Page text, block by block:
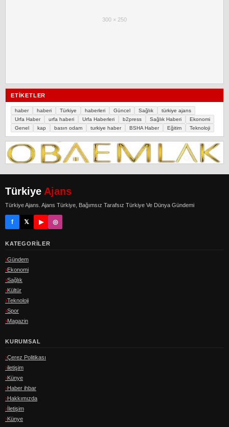
300 × 250
ETIKETLER
haber haberi Türkiye haberleri Güncel Sağlık
türkiye ajans
Urfa Haber
urfa haberi Urfa Haberleri b2press Sağlık Haberi
Ekonomi
Genel
kap basın odam turkiye haber BSHA Haber Eğitim Teknoloji
Türkiye Ajans
Türkiye Ajans. Ajans Türkiye, Bağımsız Tarafsız Türkiye Ve Dünya Gündemi
f 𝕏 ▶ ◎
KATEGORILER
Gündem
Ekonomi
Sağlık
Kültür
Teknoloji
Spor
Magazin
KURUMSAL
Çerez Politikası
iletişim
Künye
Haber ihbar
Hakkımızda
İletişim
Künye